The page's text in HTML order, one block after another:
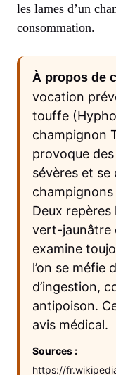
les lames d’un
consommation.
À propos de
vocation
touffe
champignon
provoque
sévères et
Deux repères
vert-jaunâtre
examine
l’on se méfie
d’ingestion,
antipoison.
avis médical.
Sources :
https://